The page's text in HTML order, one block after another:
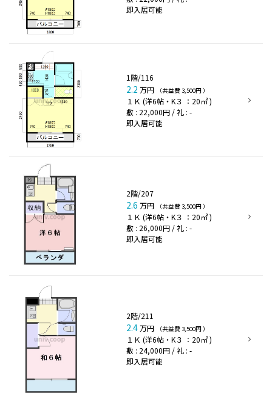
即入居可能
1階/116
2.2 万円 （共益費 3,500円 ）
１Ｋ (洋6帖・K３ ：20㎡ )
敷 : 22,000円 / 礼 : -
即入居可能
2階/207
2.6 万円 （共益費 3,500円 ）
１Ｋ (洋6帖・K３ ：20㎡ )
敷 : 26,000円 / 礼 : -
即入居可能
2階/211
2.4万円 （共益費 3,500円 ）
１Ｋ (洋6帖・K３ ：20㎡ )
敷 : 24,000円 / 礼 : -
即入居可能